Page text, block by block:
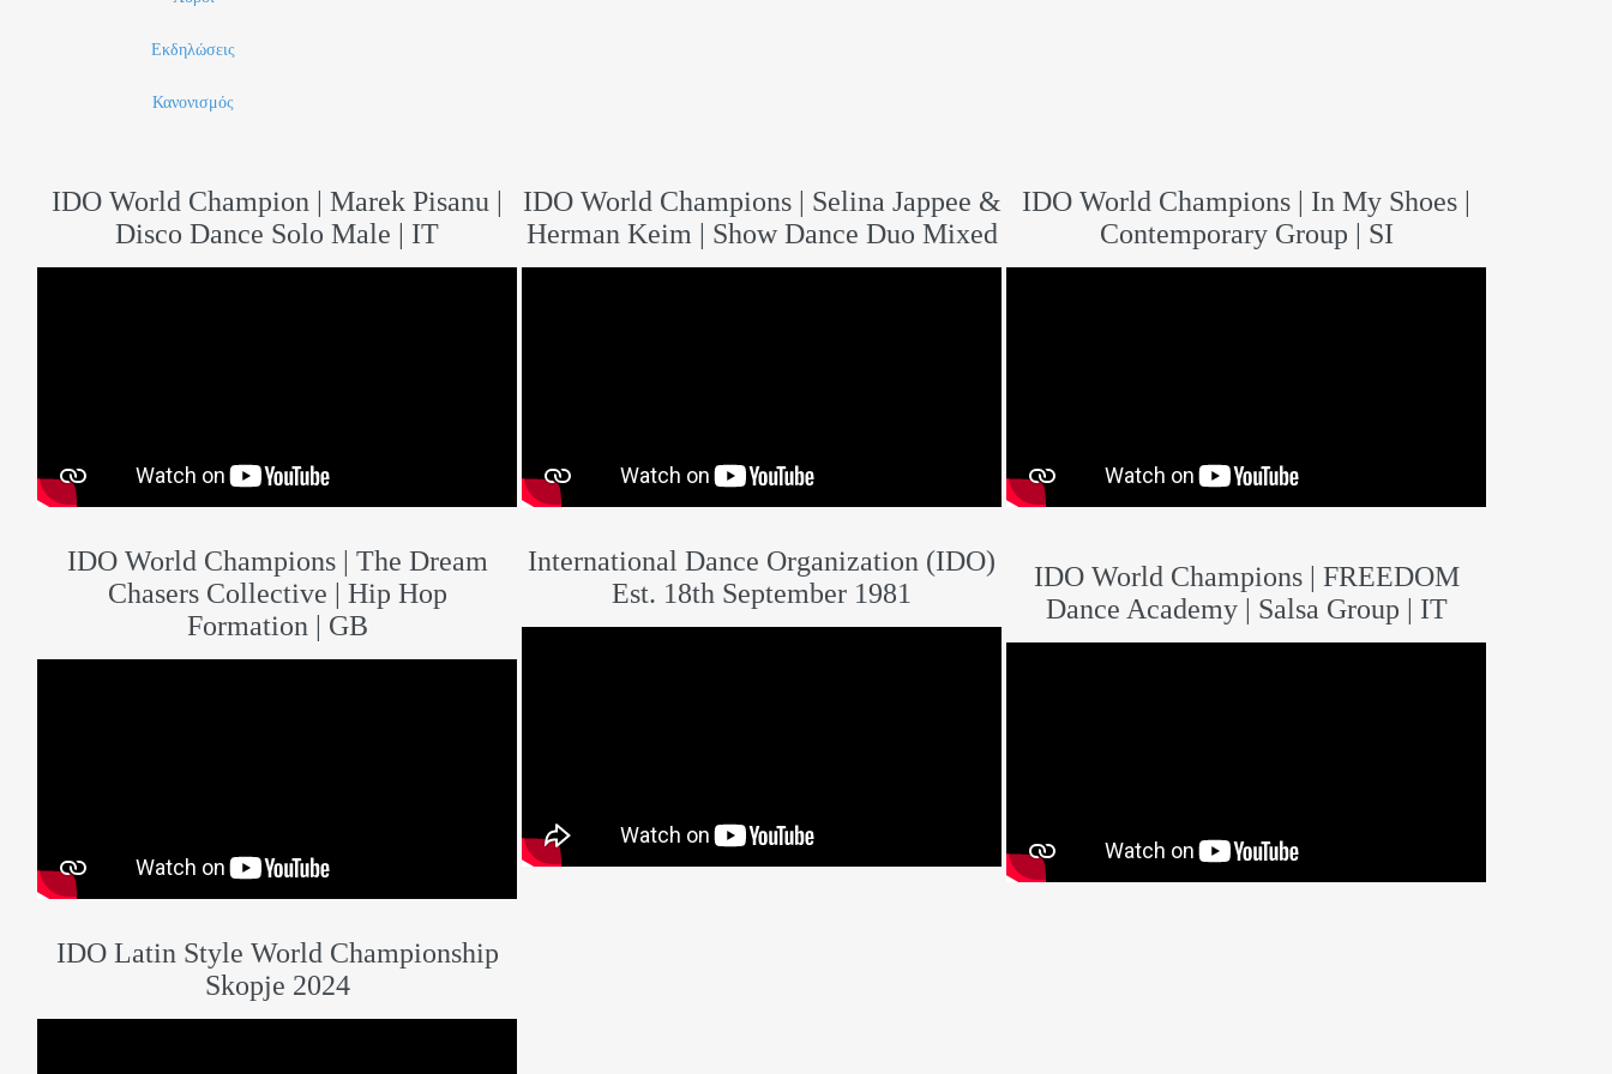
Εκδηλώσεις
Κανονισμός
IDO World Champion | Marek Pisanu |
Disco Dance Solo Male | IT
IDO World Champions | Selina Jappee &
Herman Keim | Show Dance Duo Mixed
IDO World Champions | In My Shoes |
Contemporary Group | SI
IDO World Champions | The Dream
Chasers Collective | Hip Hop
Formation | GB
International Dance Organization (IDO)
Est. 18th September 1981
IDO World Champions | FREEDOM
Dance Academy | Salsa Group | IT
IDO Latin Style World Championship
Skopje 2024